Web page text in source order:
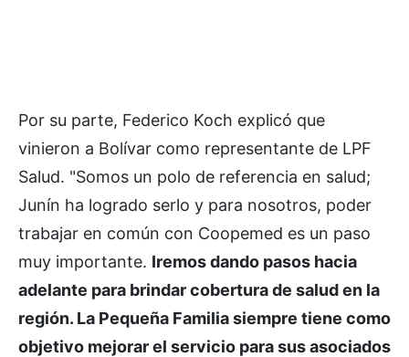
Por su parte, Federico Koch explicó que
vinieron a Bolívar como representante de LPF
Salud. "Somos un polo de referencia en salud;
Junín ha logrado serlo y para nosotros, poder
trabajar en común con Coopemed es un paso
muy importante. Iremos dando pasos hacia
adelante para brindar cobertura de salud en la
región. La Pequeña Familia siempre tiene como
objetivo mejorar el servicio para sus asociados